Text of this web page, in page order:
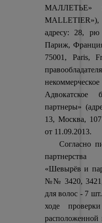
МАЛЛЕТЬЕ»
адресу: 28,
Париж,
75001, Paris,
партнеры»
13, Москва,
от 11.09.2013.
Согласно
партнерства
«Шевырёв и
№№ 3420, 3421,
для волос - 7
ходе
расположенной